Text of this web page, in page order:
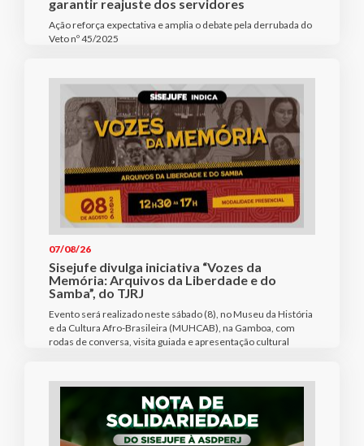
garantir reajuste dos servidores
Ação reforça expectativa e amplia o debate pela derrubada do
Veto nº 45/2025
07/08/26
Sisejufe divulga iniciativa “Vozes da
Memória: Arquivos da Liberdade e do
Samba”, do TJRJ
Evento será realizado neste sábado (8), no Museu da História
e da Cultura Afro-Brasileira (MUHCAB), na Gamboa, com
rodas de conversa, visita guiada e apresentação cultural